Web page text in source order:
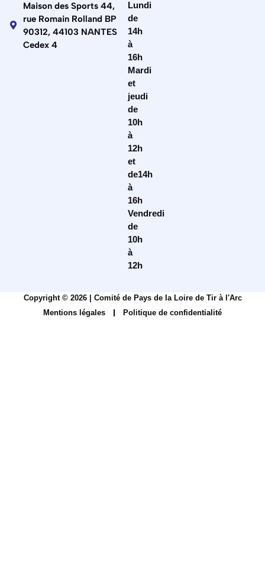
Maison des Sports 44,
rue Romain Rolland BP
90312, 44103 NANTES
Cedex 4
Lundi
de
14h
à
16h
Mardi
et
jeudi
de
10h
à
12h
et
de14h
à
16h
Vendredi
de
10h
à
12h
Copyright © 2026 | Comité de Pays de la Loire de Tir à l'Arc
Mentions légales
Politique de confidentialité